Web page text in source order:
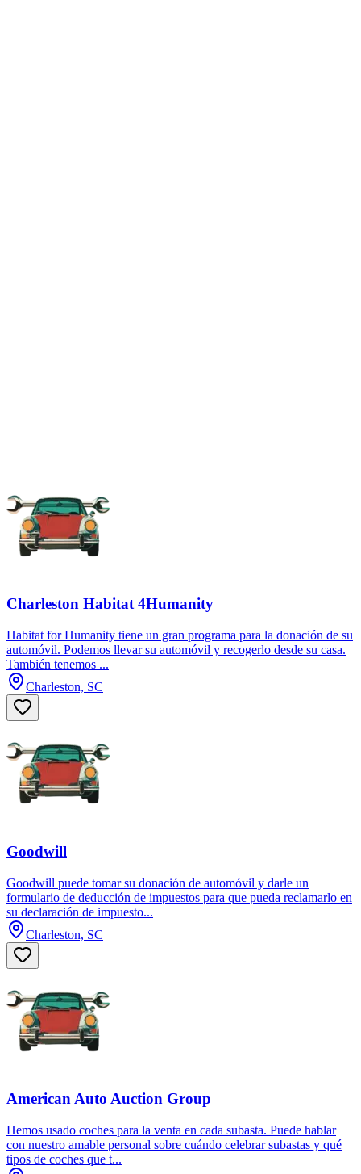
Charleston Habitat 4Humanity
Habitat for Humanity tiene un gran programa para la donación de su
automóvil. Podemos llevar su automóvil y recogerlo desde su casa.
También tenemos ...
Charleston, SC
Goodwill
Goodwill puede tomar su donación de automóvil y darle un
formulario de deducción de impuestos para que pueda reclamarlo en
su declaración de impuesto...
Charleston, SC
American Auto Auction Group
Hemos usado coches para la venta en cada subasta. Puede hablar
con nuestro amable personal sobre cuándo celebrar subastas y qué
tipos de coches que t...